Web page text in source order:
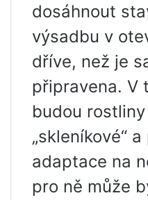
dosáhnout
výsadbu v
dříve, než je
připravena. V
budou
„skleníkové“
adaptace na
pro ně může